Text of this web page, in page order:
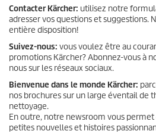
Contacter Kärcher: utilisez notre
adresser vos questions et suggestions.
entière disposition!
Suivez-nous: vous voulez être au
promotions Kärcher? Abonnez-vous à
nous sur les réseaux sociaux.
Bienvenue dans le monde Kärcher:
nos brochures sur un large éventail de
nettoyage.
En outre, notre newsroom vous
petites nouvelles et histoires